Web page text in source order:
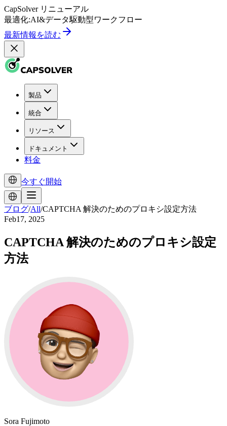
CapSolver リニューアル
最適化:AI&データ駆動型ワークフロー
最新情報を読む
製品
統合
リソース
ドキュメント
料金
今すぐ開始
ブログ/All/CAPTCHA 解決のためのプロキシ設定方法
Feb17, 2025
CAPTCHA 解決のためのプロキシ設定
方法
Sora Fujimoto